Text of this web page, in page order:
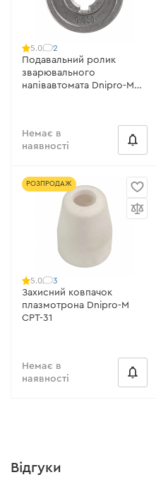
5.0 2
Подавальний ролик
зварювального
напівавтомата Dnipro-M
Немає в
наявності
РОЗПРОДАЖ
5.0 3
Захисний ковпачок
плазмотрона Dnipro-M
CPT-31
Немає в
наявності
Відгуки